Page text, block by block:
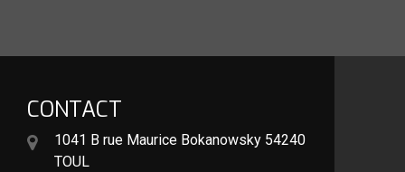
CONTACT
1041 B rue Maurice Bokanowsky 54240
TOUL